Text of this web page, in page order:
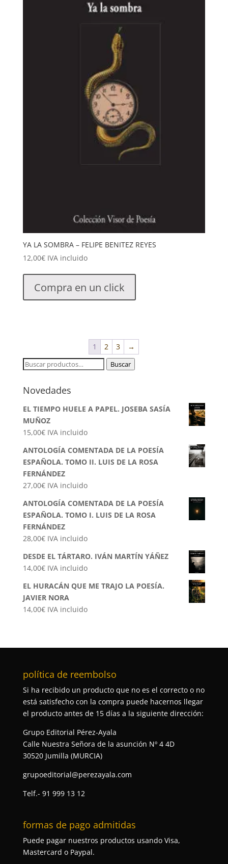
YA LA SOMBRA – FELIPE BENITEZ REYES
12,00€ IVA incluido
Compra en un click
1 2 3
→
Buscar
Buscar
Novedades
EL TIEMPO HUELE A PAPEL. JOSEBA SASÍA
MUÑOZ
15,00€ IVA incluido
ANTOLOGÍA COMENTADA DE LA POESÍA
ESPAÑOLA. TOMO II. LUIS DE LA ROSA
FERNÁNDEZ
27,00€ IVA incluido
ANTOLOGÍA COMENTADA DE LA POESÍA
ESPAÑOLA. TOMO I. LUIS DE LA ROSA
FERNÁNDEZ
28,00€ IVA incluido
DESDE EL TÁRTARO. IVÁN MARTÍN YÁÑEZ
14,00€ IVA incluido
EL HURACÁN QUE ME TRAJO LA POESÍA.
JAVIER NORA
14,00€ IVA incluido
política de reembolso
Si ha recibido un producto que no es el correcto o no
está satisfecho con la compra puede hacernos llegar
el producto antes de 15 días a la siguiente dirección:
Grupo Editorial Pérez-Ayala
Calle Nuestra Señora de la asunción Nº 4 4D
30520 Jumilla (MURCIA)
grupoeditorial@perezayala.com
Telf.- 91 999 13 12
formas de pago admitidas
Puede pagar nuestros productos usando Visa,
Mastercard o Paypal.